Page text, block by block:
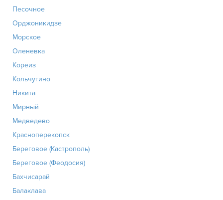
Песочное
Орджоникидзе
Морское
Оленевка
Кореиз
Кольчугино
Никита
Мирный
Медведево
Красноперекопск
Береговое (Кастрополь)
Береговое (Феодосия)
Бахчисарай
Балаклава